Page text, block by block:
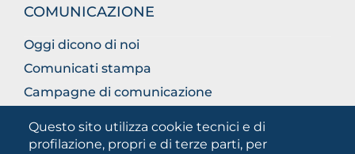
Questo sito utilizza cookie tecnici e di
profilazione, propri e di terze parti, per
COMUNICAZIONE
Oggi dicono di noi
Comunicati stampa
Campagne di comunicazione
Unifg Mag